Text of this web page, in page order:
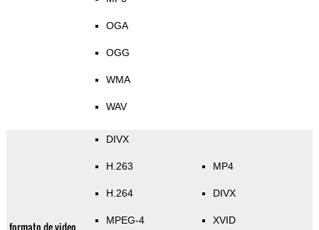
OGA
OGG
WMA
WAV
formato de video
DIVX
H.263
H.264
MPEG-4
MP4
DIVX
XVID